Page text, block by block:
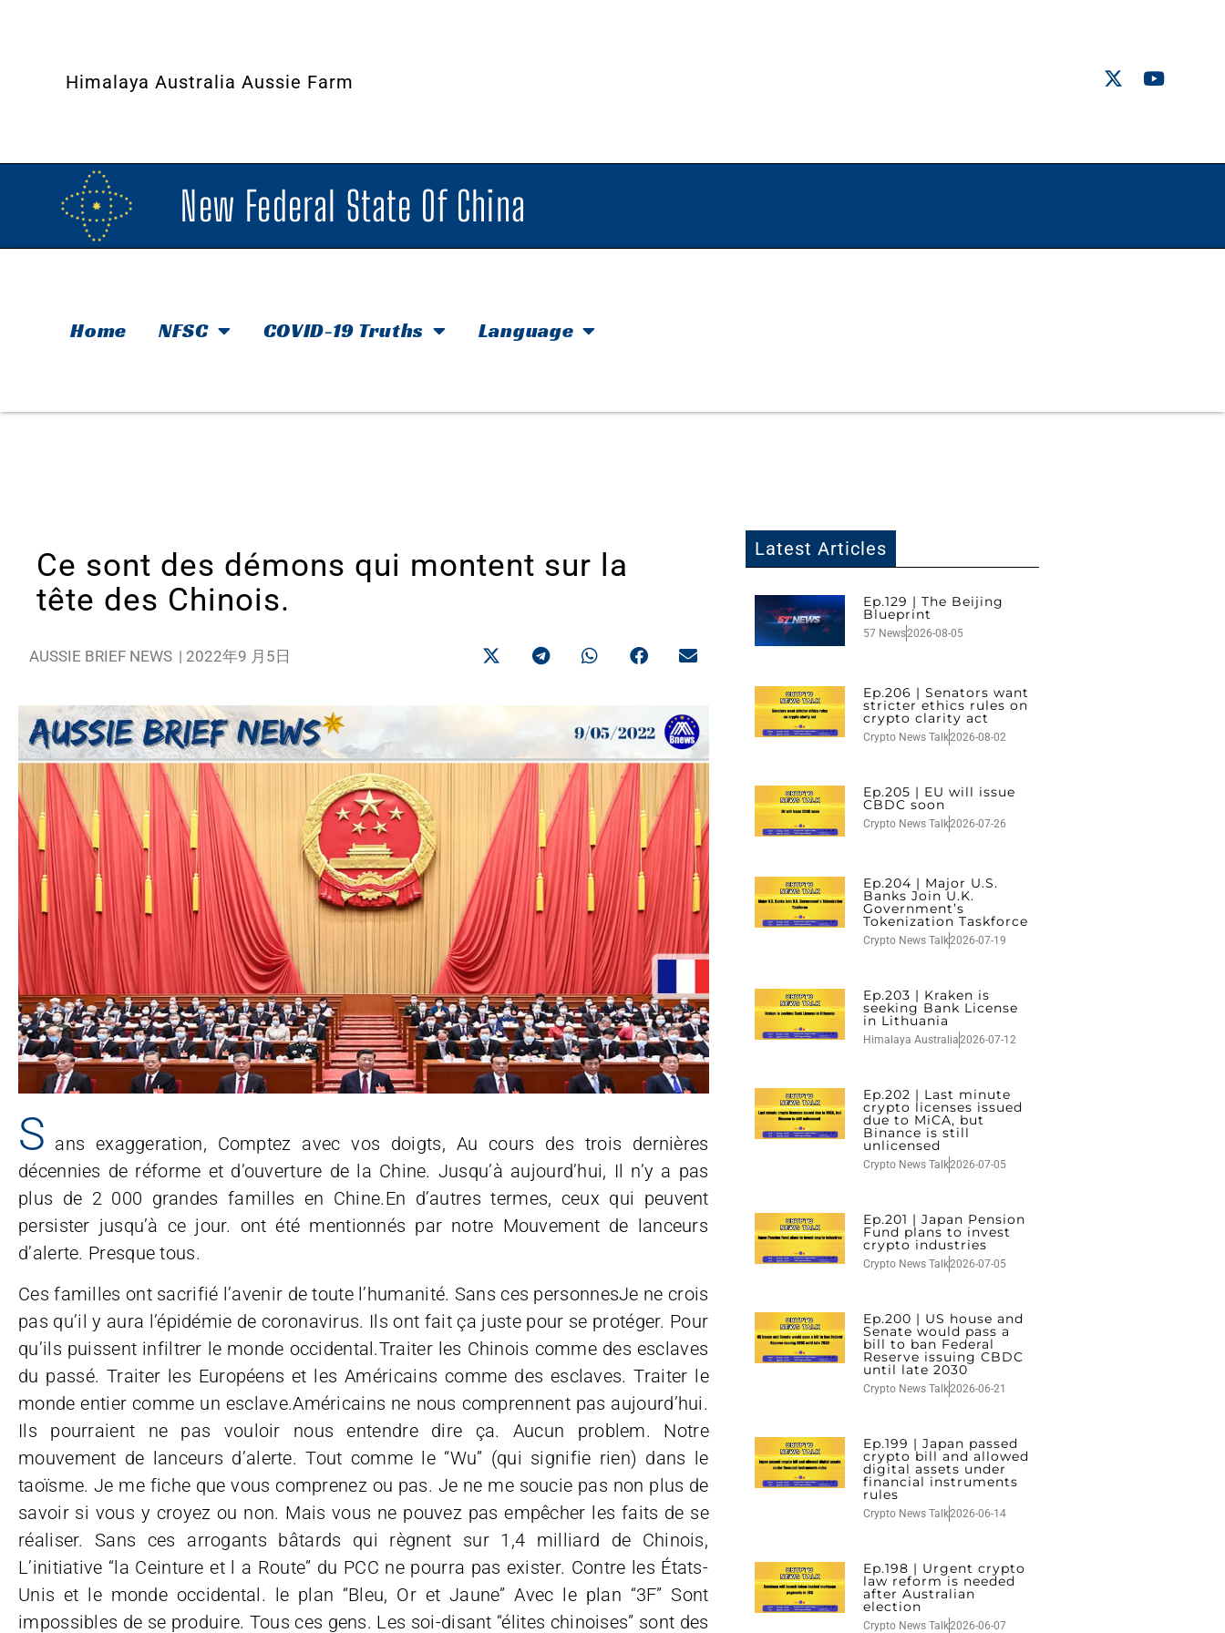
Himalaya Australia Aussie Farm
New Federal State Of China
Home NFSC COVID-19 Truths Language
Ce sont des démons qui montent sur la
tête des Chinois.
AUSSIE BRIEF NEWS | 2022年9 月5日
S ans exaggeration, Comptez avec vos doigts, Au cours des trois dernières
décennies de réforme et d’ouverture de la Chine. Jusqu’à aujourd’hui, Il n’y a pas
plus de 2 000 grandes familles en Chine.En d’autres termes, ceux qui peuvent
persister jusqu’à ce jour. ont été mentionnés par notre Mouvement de lanceurs
d’alerte. Presque tous.
Ces familles ont sacrifié l’avenir de toute l’humanité. Sans ces personnesJe ne crois
pas qu’il y aura l’épidémie de coronavirus. Ils ont fait ça juste pour se protéger. Pour
qu’ils puissent infiltrer le monde occidental.Traiter les Chinois comme des esclaves
du passé. Traiter les Européens et les Américains comme des esclaves. Traiter le
monde entier comme un esclave.Américains ne nous comprennent pas aujourd’hui.
Ils pourraient ne pas vouloir nous entendre dire ça. Aucun problem. Notre
mouvement de lanceurs d’alerte. Tout comme le “Wu” (qui signifie rien) dans le
taoïsme. Je me fiche que vous comprenez ou pas. Je ne me soucie pas non plus de
savoir si vous y croyez ou non. Mais vous ne pouvez pas empêcher les faits de se
réaliser. Sans ces arrogants bâtards qui règnent sur 1,4 milliard de Chinois,
L’initiative “la Ceinture et l a Route” du PCC ne pourra pas exister. Contre les États-
Unis et le monde occidental. le plan “Bleu, Or et Jaune” Avec le plan “3F” Sont
impossibles de se produire. Tous ces gens. Les soi-disant “élites chinoises” sont des
Latest Articles
Ep.129 | The Beijing
Blueprint
57 News2026-08-05
Ep.206 | Senators want
stricter ethics rules on
crypto clarity act
Crypto News Talk2026-08-02
Ep.205 | EU will issue
CBDC soon
Crypto News Talk2026-07-26
Ep.204 | Major U.S.
Banks Join U.K.
Government’s
Tokenization Taskforce
Crypto News Talk2026-07-19
Ep.203 | Kraken is
seeking Bank License
in Lithuania
Himalaya Australia2026-07-12
Ep.202 | Last minute
crypto licenses issued
due to MiCA, but
Binance is still
unlicensed
Crypto News Talk2026-07-05
Ep.201 | Japan Pension
Fund plans to invest
crypto industries
Crypto News Talk2026-07-05
Ep.200 | US house and
Senate would pass a
bill to ban Federal
Reserve issuing CBDC
until late 2030
Crypto News Talk2026-06-21
Ep.199 | Japan passed
crypto bill and allowed
digital assets under
financial instruments
rules
Crypto News Talk2026-06-14
Ep.198 | Urgent crypto
law reform is needed
after Australian
election
Crypto News Talk2026-06-07